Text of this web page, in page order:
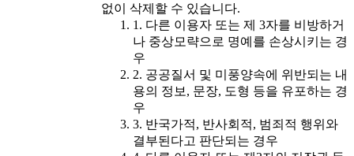
없이 삭제할 수 있습니다.
1. 다른 이용자 또는 제 3자를 비방하거
나 중상모략으로 명예를 손상시키는 경
우
2. 공공질서 및 미풍양속에 위반되는 내
용의 정보, 문장, 도형 등을 유포하는 경
우
3. 반국가적, 반사회적, 범죄적 행위와
결부된다고 판단되는 경우